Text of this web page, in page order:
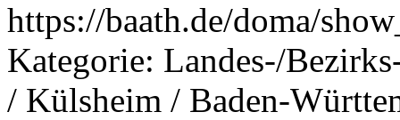
https://baath.de/doma/
Kategorie: Landes-/
/ Külsheim / Baden-